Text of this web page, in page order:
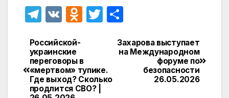
T
e
gr
a
V
O
o
kl
T
itt п
Навигация
по
записям
Захарова выступает
на Международном
форуме по
безопасности
26.05.2026
Российской-
украинские
переговоры в
«мертвом» тупике.
Где выход? Сколько
продлится СВО? |